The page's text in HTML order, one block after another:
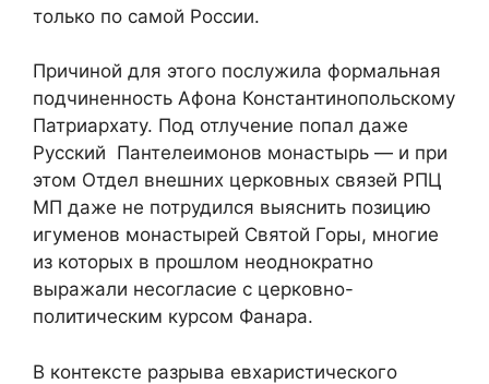
только по самой России.
Причиной для этого послужила формальная
подчиненность Афона Константинопольскому
Патриархату. Под отлучение попал даже
Русский Пантелеимонов монастырь — и при
этом Отдел внешних церковных связей РПЦ
МП даже не потрудился выяснить позицию
игуменов монастырей Святой Горы, многие
из которых в прошлом неоднократно
выражали несогласие с церковно-
политическим курсом Фанара.
В контексте разрыва евхаристического